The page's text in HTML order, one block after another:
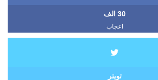
30 الف
اعجاب
تويتر